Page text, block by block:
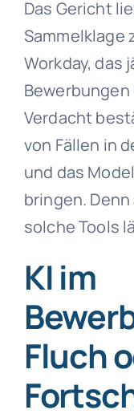
Das Gericht
Sammelklage
Workday, das
Verdacht
von Fällen in
und das
bringen.
solche Tools
KI im
Fluch